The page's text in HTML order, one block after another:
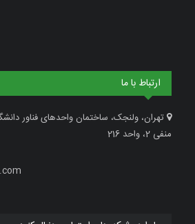
ارتباط با ما
تهران، ولنجک، ساختمان واحدهای فناور
منفی 2، واحد 216